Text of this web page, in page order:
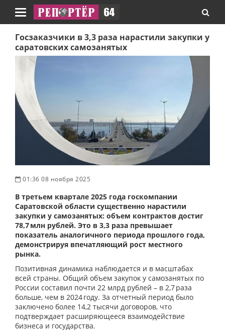
Навигация
Госзаказчики в 3,3 раза нарастили закупки у
саратовских самозанятых
01:36 08 ноября 2025
В третьем квартале 2025 года госкомпании
Саратовской области существенно нарастили
закупки у самозанятых: объем контрактов достиг
78,7 млн рублей. Это в 3,3 раза превышает
показатель аналогичного периода прошлого года,
демонстрируя впечатляющий рост местного
рынка.
Позитивная динамика наблюдается и в масштабах
всей страны. Общий объем закупок у самозанятых по
России составил почти 22 млрд рублей – в 2,7 раза
больше, чем в 2024 году. За отчетный период было
заключено более 14,2 тысячи договоров, что
подтверждает расширяющееся взаимодействие
бизнеса и государства.